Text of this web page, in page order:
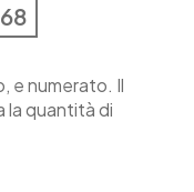
e numerato. Il
la quantità di